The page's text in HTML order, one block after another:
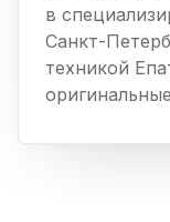
в
Санкт-
техникой